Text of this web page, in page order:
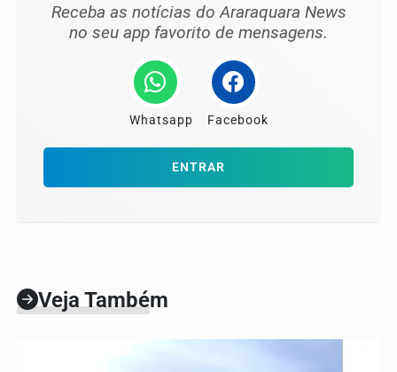
Receba as notícias do Araraquara News
no seu app favorito de mensagens.
Whatsapp Facebook
ENTRAR
Veja Também